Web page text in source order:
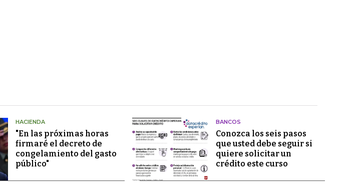
HACIENDA
"En las próximas horas
firmaré el decreto de
congelamiento del gasto
público"
BANCOS
Conozca los seis pasos
que usted debe seguir si
quiere solicitar un
crédito este curso